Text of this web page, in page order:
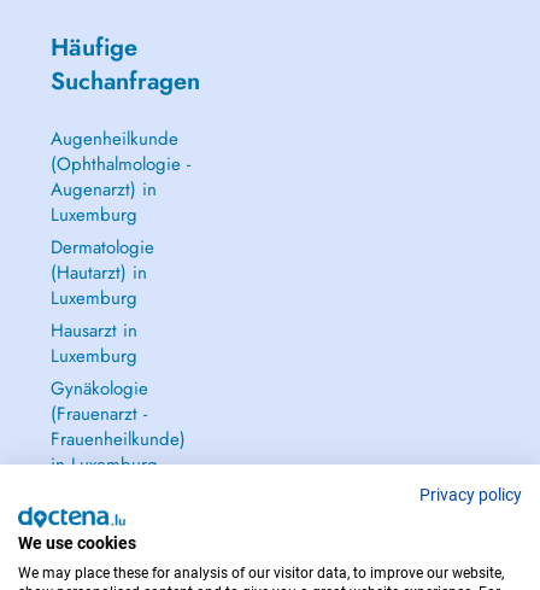
Häufige
Suchanfragen
Augenheilkunde
(Ophthalmologie -
Augenarzt) in
Luxemburg
Dermatologie
(Hautarzt) in
Luxemburg
Hausarzt in
Luxemburg
Gynäkologie
(Frauenarzt -
Frauenheilkunde)
in Luxemburg
Privacy policy
We use cookies
We may place these for analysis of our visitor data, to improve our website,